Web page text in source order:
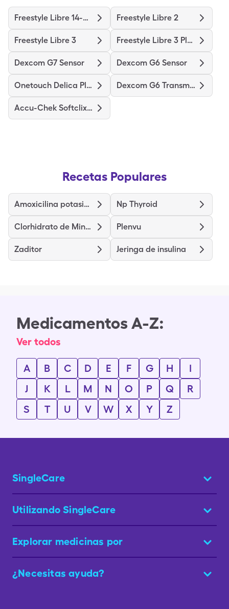
Freestyle Libre 14-Day Freestyle Libre 2
Freestyle Libre 3 Freestyle Libre 3 Plus Sensor
Dexcom G7 Sensor Dexcom G6 Sensor
Onetouch Delica Plus Dexcom G6 Transmitter
Accu-Chek Softclix Lancets
Recetas Populares
Amoxicilina potasio clavulanato Np Thyroid
Clorhidrato de Minociclina Plenvu
Zaditor Jeringa de insulina
Medicamentos A-Z:
Ver todos
A B C D E F G H
I
J
K L M N O P Q
R
S
T U V W X Y Z
SingleCare
Utilizando SingleCare
Explorar medicinas por
¿Necesitas ayuda?